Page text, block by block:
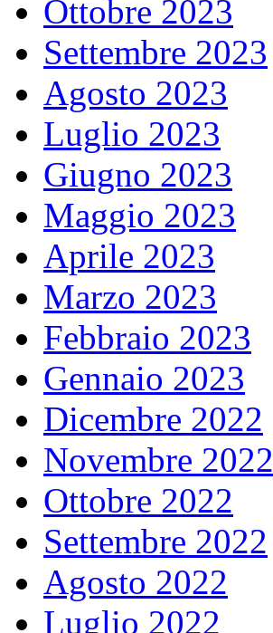
Ottobre 2023
Settembre 2023
Agosto 2023
Luglio 2023
Giugno 2023
Maggio 2023
Aprile 2023
Marzo 2023
Febbraio 2023
Gennaio 2023
Dicembre 2022
Novembre 2022
Ottobre 2022
Settembre 2022
Agosto 2022
Luglio 2022